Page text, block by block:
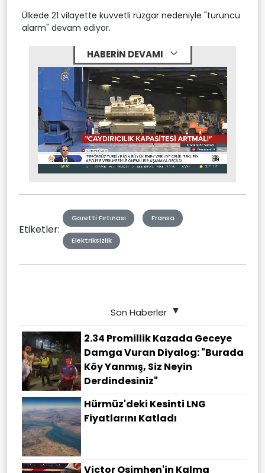
Ülkede 21 vilayette kuvvetli rüzgar nedeniyle "turuncu
alarm" devam ediyor.
HABERİN DEVAMI
Unmute Stream
Etiketler:
Goretti Fırtınası Fransa
Elektriksizlik
Son Haberler
2.34 Promillik Kazada Geceye
Damga Vuran Diyalog: "Burada
Köy Yanmış, Siz Neyin
Derdindesiniz"
Hürmüz'deki Kesinti LNG
Fiyatlarını Katladı
Victor Osimhen'in Kalma